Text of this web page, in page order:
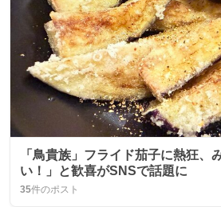
「鳥貴族」フライド茄子に熱狂、
い！」と歓喜がSNSで話題に
35件のポスト